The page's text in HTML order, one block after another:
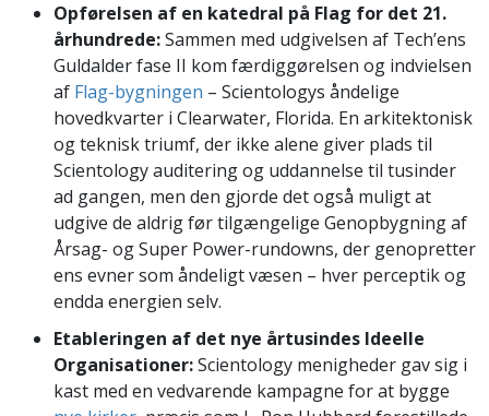
Opførelsen af en katedral på Flag for det 21.
århundrede:Sammen med udgivelsen af Tech’ens
Guldalder fase II kom færdiggørelsen og indvielsen
af Flag-bygningen – Scientologys åndelige
hovedkvarter i Clearwater, Florida. En arkitektonisk
og teknisk triumf, der ikke alene giver plads til
Scientology auditering og uddannelse til tusinder
ad gangen, men den gjorde det også muligt at
udgive de aldrig før tilgængelige Genopbygning af
Årsag- og Super Power-rundowns, der genopretter
ens evner som åndeligt væsen – hver perceptik og
endda energien selv.
Etableringen af det nye årtusindes Ideelle
Organisationer:Scientology menigheder gav sig i
kast med en vedvarende kampagne for at bygge